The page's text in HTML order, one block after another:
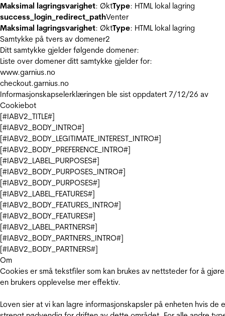
Maksimal lagringsvarighet: ØktType: HTML lokal lagring
success_login_redirect_pathVenter
Maksimal lagringsvarighet: ØktType: HTML lokal lagring
Samtykke på tvers av domener2
Ditt samtykke gjelder følgende domener:
Liste over domener ditt samtykke gjelder for:
www.garnius.no
checkout.garnius.no
Informasjonskapselerklæringen ble sist oppdatert 7/12/26 av
Cookiebot
[#IABV2_TITLE#]
[#IABV2_BODY_INTRO#]
[#IABV2_BODY_LEGITIMATE_INTEREST_INTRO#]
[#IABV2_BODY_PREFERENCE_INTRO#]
[#IABV2_LABEL_PURPOSES#]
[#IABV2_BODY_PURPOSES_INTRO#]
[#IABV2_BODY_PURPOSES#]
[#IABV2_LABEL_FEATURES#]
[#IABV2_BODY_FEATURES_INTRO#]
[#IABV2_BODY_FEATURES#]
[#IABV2_LABEL_PARTNERS#]
[#IABV2_BODY_PARTNERS_INTRO#]
[#IABV2_BODY_PARTNERS#]
Om
Cookies er små tekstfiler som kan brukes av nettsteder for å gjøre
en brukers opplevelse mer effektiv.
Loven sier at vi kan lagre informasjonskapsler på enheten hvis de